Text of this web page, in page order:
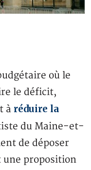
où le
le déficit,
à réduire la
du Maine-et-
de déposer
une proposition